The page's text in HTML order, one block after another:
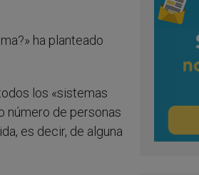
ha planteado
los «sistemas
número de personas
es decir, de alguna